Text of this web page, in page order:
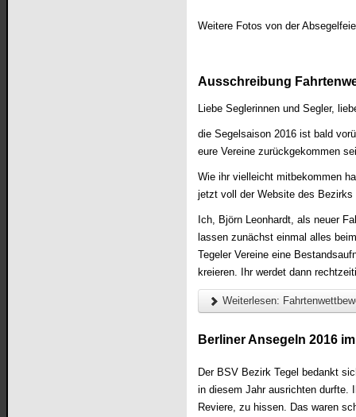
Weitere Fotos von der
Ausschreibung
Liebe Seglerinnen und Segler,
die Segelsaison 2016 ist bald
eure Vereine zurückgekommen
Wie ihr vielleicht mitbekommen
jetzt voll der Website des
Ich, Björn Leonhardt, als neuer
lassen zunächst einmal alles
Tegeler Vereine eine
kreieren. Ihr werdet dann
Weiterlesen:
Berliner Ansegeln 2016
Der BSV Bezirk Tegel bedankt
in diesem Jahr ausrichten durfte.
Reviere, zu hissen. Das waren